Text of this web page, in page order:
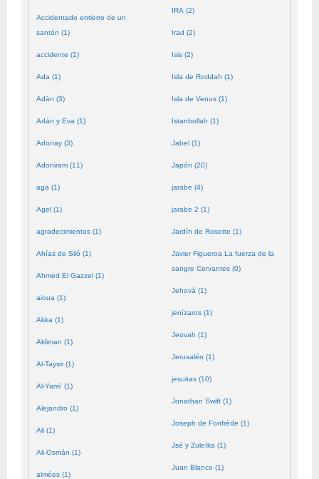
Accidentado entierro de un
santón (1)
accidente (1)
Ada (1)
Adán (3)
Adán y Eva (1)
Adonay (3)
Adoniram (11)
aga (1)
Agel (1)
agradecimientos (1)
Ahías de Siló (1)
Ahmed El Gazzel (1)
aioua (1)
Akka (1)
Akliman (1)
Al-Taysir (1)
Al-Yami' (1)
Alejandro (1)
Ali (1)
Ali-Osmán (1)
almées (1)
IRA (2)
Irad (2)
Isis (2)
Isla de Roddah (1)
Isla de Venus (1)
Istanbollah (1)
Jabel (1)
Japón (20)
jarabe (4)
jarabe 2 (1)
Jardín de Rosette (1)
Javier Figueroa La fuerza de la
sangre Cervantes (0)
Jehová (1)
jenízaros (1)
Jeovah (1)
Jerusalén (1)
jesuitas (10)
Jonathan Swift (1)
Joseph de Fonfrède (1)
Jsé y Zuleïka (1)
Juan Blanco (1)